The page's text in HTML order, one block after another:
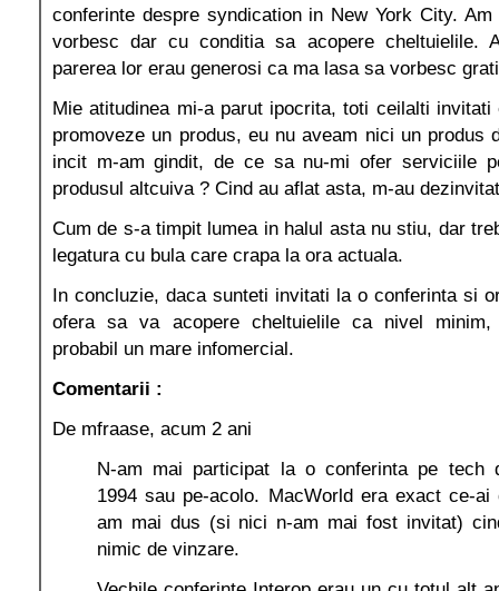
conferinte despre syndication in New York City.
vorbesc dar cu conditia sa acopere cheltuielile.
parerea lor erau generosi ca ma lasa sa vorbesc
Mie atitudinea mi-a parut ipocrita, toti ceilalti
promoveze un produs, eu nu aveam nici un produs
incit m-am gindit, de ce sa nu-mi ofer serviciile
produsul altcuiva ? Cind au aflat asta, m-au
Cum de s-a timpit lumea in halul asta nu stiu, dar
legatura cu bula care crapa la ora actuala.
In concluzie, daca sunteti invitati la o conferinta si
ofera sa va acopere cheltuielile ca nivel
probabil un mare infomercial.
Comentarii :
De mfraase, acum 2 ani
N-am mai participat la o conferinta pe tech
1994 sau pe-acolo. MacWorld era exact ce-
am mai dus (si nici n-am mai fost invitat)
nimic de vinzare.